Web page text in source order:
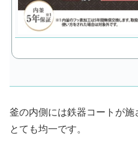
釜の内側には鉄器コートが
とても均一です。